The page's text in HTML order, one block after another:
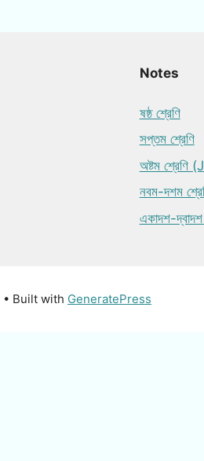
Notes
ষষ্ঠ শ্রেণি
সপ্তম শ্রেণি
অষ্টম শ্রেণি
নবম-দশম
একাদশ-
• Built with GeneratePress